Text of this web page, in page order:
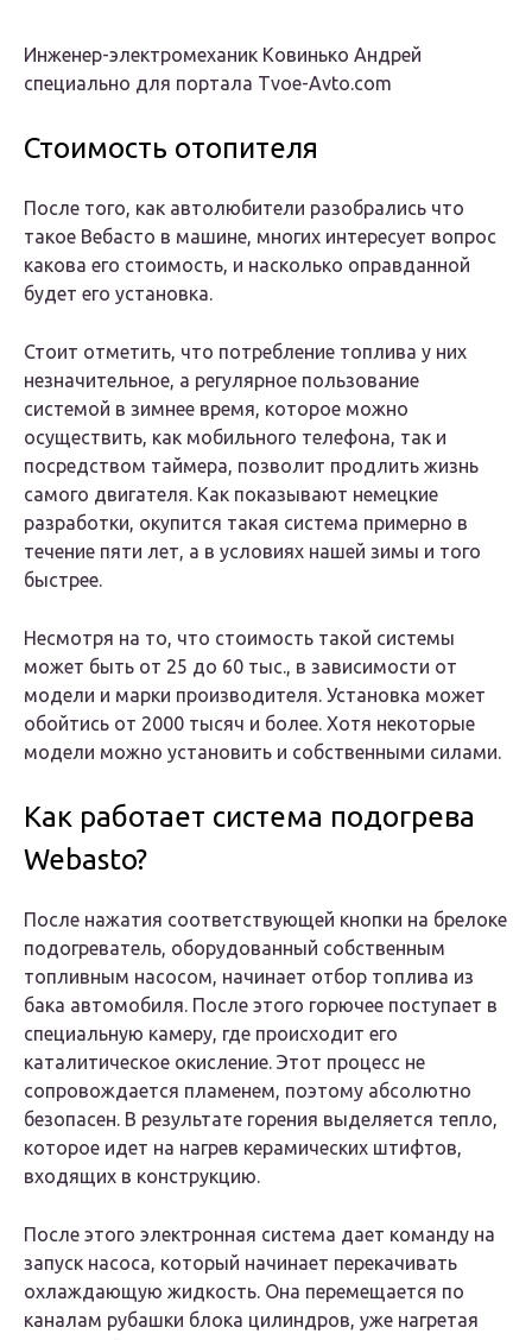
Инженер-электромеханик Ковинько Андрей
специально для портала Tvoe-Avto.com
Стоимость отопителя
После того, как автолюбители разобрались что
такое Вебасто в машине, многих интересует вопрос
какова его стоимость, и насколько оправданной
будет его установка.
Стоит отметить, что потребление топлива у них
незначительное, а регулярное пользование
системой в зимнее время, которое можно
осуществить, как мобильного телефона, так и
посредством таймера, позволит продлить жизнь
самого двигателя. Как показывают немецкие
разработки, окупится такая система примерно в
течение пяти лет, а в условиях нашей зимы и того
быстрее.
Несмотря на то, что стоимость такой системы
может быть от 25 до 60 тыс., в зависимости от
модели и марки производителя. Установка может
обойтись от 2000 тысяч и более. Хотя некоторые
модели можно установить и собственными силами.
Как работает система подогрева
Webasto?
После нажатия соответствующей кнопки на брелоке
подогреватель, оборудованный собственным
топливным насосом, начинает отбор топлива из
бака автомобиля. После этого горючее поступает в
специальную камеру, где происходит его
каталитическое окисление. Этот процесс не
сопровождается пламенем, поэтому абсолютно
безопасен. В результате горения выделяется тепло,
которое идет на нагрев керамических штифтов,
входящих в конструкцию.
После этого электронная система дает команду на
запуск насоса, который начинает перекачивать
охлаждающую жидкость. Она перемещается по
каналам рубашки блока цилиндров, уже нагретая